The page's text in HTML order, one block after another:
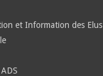
et Information des Elus